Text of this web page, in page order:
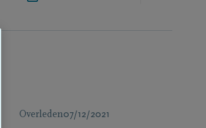
Overleden07/12/2021